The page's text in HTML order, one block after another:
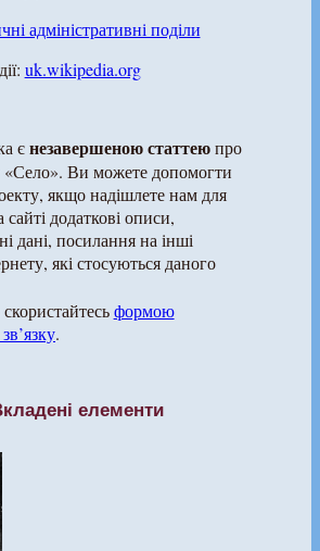
адміністративні поділи
uk.wikipedia.org
єнезавершеною статтеюпро
«Село». Ви можете допомогти
якщо надішлете нам для
сайті додаткові описи,
дані, посилання на інші
які стосуються даного
формою
.
елементи